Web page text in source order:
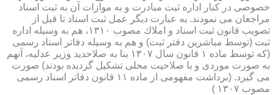
خصوصی در كنار اداره ثبت مبادرت و به موازات آن به ثبت اسناد
مراجعان می نمودند. به عبارت دیگر عمل ثبت اسناد تا قبل از
تصویب قانون ثبت اسناد و املاك مصوب ۱۳۱۰، هم به وسیله اداره
ثبت (توسط مباشرین دفتر ثبت) و هم به وسیله دفاتر اسناد رسمی
(كه توسط ماده ۱ قانون سال ۱۳۰۷ بنا به صلاحدید وزیر عدلیه، آنهم
به صورت موردی و با صلاحیت محلی تشكیل گردیده بودند) صورت
می گیرد. (برداشت مفهومی از ماده ۱۱ قانون دفاتر اسناد رسمی
مصوب ۱۳۰۷ )